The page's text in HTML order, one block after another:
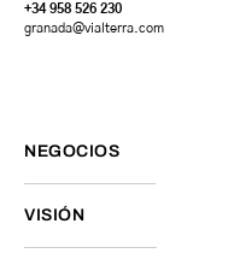
+34 958 526 230
granada@vialterra.com
NEGOCIOS
VISIÓN